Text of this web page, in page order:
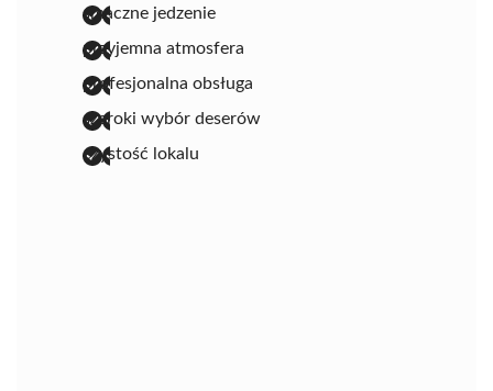
smaczne jedzenie
przyjemna atmosfera
profesjonalna obsługa
szeroki wybór deserów
czystość lokalu